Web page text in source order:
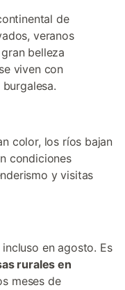
de
veranos
belleza
viven con
color, los ríos bajan
condiciones
y visitas
en agosto. Es
rurales en
meses de